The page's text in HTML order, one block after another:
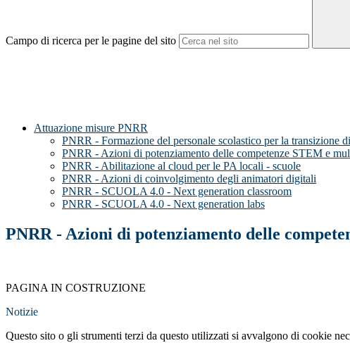
Campo di ricerca per le pagine del sito
Attuazione misure PNRR
PNRR - Formazione del personale scolastico per la transizione
PNRR - Azioni di potenziamento delle competenze STEM e
PNRR - Abilitazione al cloud per le PA locali - scuole
PNRR - Azioni di coinvolgimento degli animatori digitali
PNRR - SCUOLA 4.0 - Next generation classroom
PNRR - SCUOLA 4.0 - Next generation labs
PNRR - Azioni di potenziamento delle
PAGINA IN COSTRUZIONE
Notizie
Questo sito o gli strumenti terzi da questo utilizzati si avvalgono di cookie